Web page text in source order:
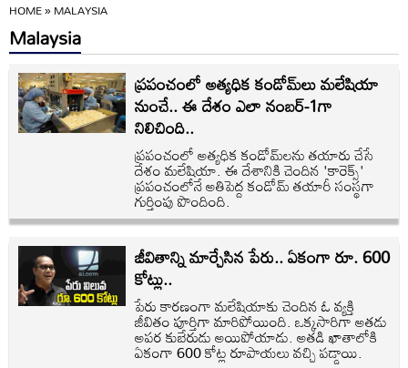
HOME»MALAYSIA
Malaysia
ప్రపంచంలో అత్యధిక కండోమ్‌లు మలేషియా
నుంచే.. ఈ దేశం ఎలా నంబర్-1గా
నిలిచింది..
ప్రపంచంలో అత్యధిక కండోమ్‌లను తయారు చేసే
దేశం మలేషియా. ఈ దేశానికి చెందిన 'కారెక్స్'
ప్రపంచంలోనే అతిపెద్ద కండోమ్ తయారీ సంస్థగా
గుర్తింపు పొందింది.
జీవితాన్ని మార్చేసిన పేరు.. ఏకంగా రూ. 600
కోట్లు..
పేరు కారణంగా మలేషియాకు చెందిన ఓ వ్యక్తి
జీవితం పూర్తిగా మారిపోయింది. ఒక్కసారిగా అతడు
అపర కుబేరుడు అయిపోయాడు. అతడి ఖాతాలోకి
ఏకంగా 600 కోట్ల రూపాయలు వచ్చి పడ్డాయి.